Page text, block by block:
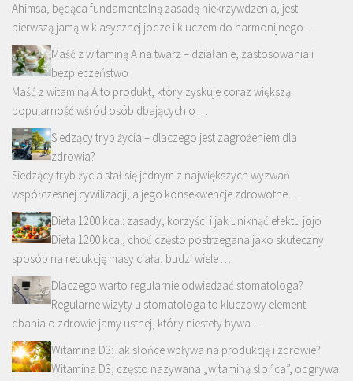
Ahimsa, będąca fundamentalną zasadą niekrzywdzenia, jest
pierwszą jamą w klasycznej jodze i kluczem do harmonijnego …
Maść z witaminą A na twarz – działanie, zastosowania i
bezpieczeństwo
Maść z witaminą A to produkt, który zyskuje coraz większą
popularność wśród osób dbających o …
Siedzący tryb życia – dlaczego jest zagrożeniem dla
zdrowia?
Siedzący tryb życia stał się jednym z największych wyzwań
współczesnej cywilizacji, a jego konsekwencje zdrowotne …
Dieta 1200 kcal: zasady, korzyści i jak uniknąć efektu jojo
Dieta 1200 kcal, choć często postrzegana jako skuteczny
sposób na redukcję masy ciała, budzi wiele …
Dlaczego warto regularnie odwiedzać stomatologa?
Regularne wizyty u stomatologa to kluczowy element
dbania o zdrowie jamy ustnej, który niestety bywa …
Witamina D3: jak słońce wpływa na produkcję i zdrowie?
Witamina D3, często nazywana „witaminą słońca”, odgrywa